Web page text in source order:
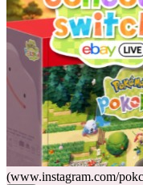
(www.instagram.com/